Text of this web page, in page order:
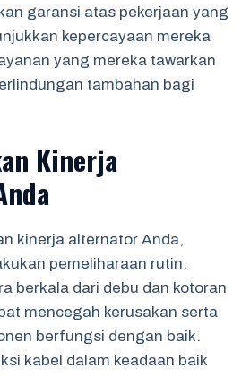
garansi atas pekerjaan yang
kepercayaan mereka
yang mereka tawarkan
tambahan bagi
Kinerja
kinerja alternator Anda,
pemeliharaan rutin.
berkala dari debu dan kotoran
mencegah kerusakan serta
berfungsi dengan baik.
kabel dalam keadaan baik